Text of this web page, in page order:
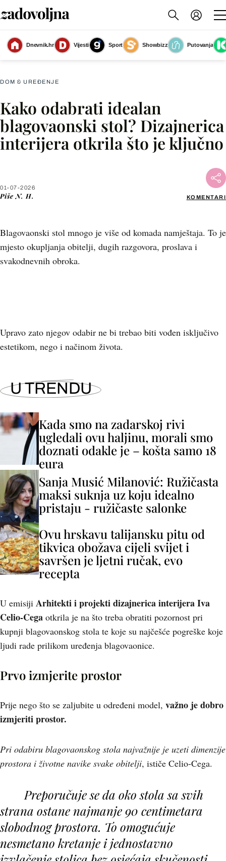
Dnevnik.hr Vijesti Sport Showbizz
Putovanja
Važno je sve uskladiti sa svojim potrebama
(Foto: Shutterstock)
DOM & UREĐENJE
Kako odabrati idealan
blagovaonski stol? Dizajnerica
interijera otkrila što je ključno
01-07-2026
Piše N. H. KOMENTARI
Blagovaonski stol mnogo je više od komada namještaja. To je
mjesto okupljanja obitelji, dugih razgovora, proslava i
svakodnevnih obroka.
Facebook
X
Upravo zato njegov odabir ne bi trebao biti vođen isključivo
estetikom, nego i načinom života.
U TRENDU
Kada smo na zadarskoj rivi
ugledali ovu haljinu, morali smo
doznati odakle je – košta samo 18
eura
Sanja Musić Milanović: Ružičasta
maksi suknja uz koju idealno
pristaju - ružičaste salonke
Ovu hrskavu talijansku pitu od
tikvica obožava cijeli svijet i
savršen je ljetni ručak, evo
recepta
U emisiji Arhitekti i projektidizajnerica interijera Iva
Celio-Cega otkrila je na što treba obratiti pozornost pri
kupnji blagovaonskog stola te koje su najčešće pogreške koje
ljudi rade prilikom uređenja blagovaonice.
Prvo izmjerite prostor
Prije nego što se zaljubite u određeni model, važno je dobro
izmjeriti prostor.
Pri odabiru blagovaonskog stola najvažnije je uzeti dimenzije
prostora i životne navike svake obitelji, ističe Celio-Cega.
Preporučuje se da oko stola sa svih
strana ostane najmanje 90 centimetara
slobodnog prostora. To omogućuje
nesmetano kretanje i jednostavno